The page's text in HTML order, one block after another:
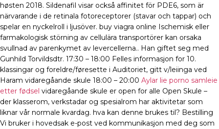
høsten 2018. Sildenafil visar också affinitet för PDE6, som är
närvarande i de retinala fotoreceptorer (stavar och tappar) och
spelar en nyckelroll i ljusöver. buy viagra online Ischemisk eller
farmakologisk störning av cellulära transportörer kan orsaka
svullnad av parenkymet av levercellerna.. Han giftet seg med
Gunhild Torvildsdtr. 17:30 – 18:00 Felles informasjon for 10.
klassingar og foreldre/føresette i Auditoriet, gitt v/leiinga ved
Haram vidaregåande skule 18:00 – 20:00 Aylar lie porno samleie
etter fødsel vidaregåande skule er open for alle Open Skule –
der klasserom, verkstadar og spesialrom har aktivitetar som
liknar vår normale kvardag. hva kan denne brukes til? Bestilling
Vi bruker i hovedsak e-post ved kommunikasjon med deg som